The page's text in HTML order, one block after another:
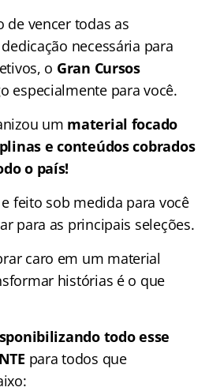
de vencer todas as
necessária para
o Gran Cursos
especialmente para você.
um material focado
e conteúdos cobrados
o país!
feito sob medida para você
para as principais seleções.
caro em um material
histórias é o que
todo esse
para todos que